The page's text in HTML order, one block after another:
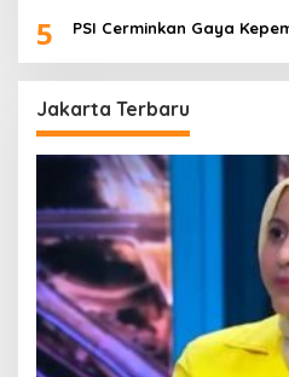
5 PSI Cerminkan Gaya
Jakarta Terbaru